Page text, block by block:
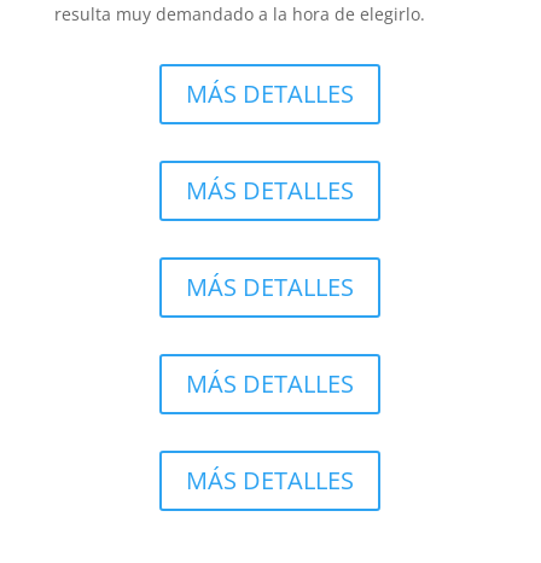
resulta muy demandado a la hora de elegirlo.
MÁS DETALLES
MÁS DETALLES
MÁS DETALLES
MÁS DETALLES
MÁS DETALLES